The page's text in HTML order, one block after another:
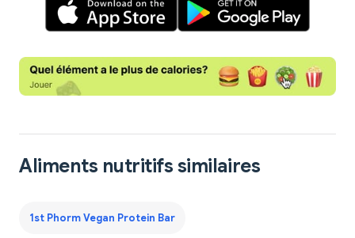
Aliments nutritifs similaires
1st Phorm Vegan Protein Bar